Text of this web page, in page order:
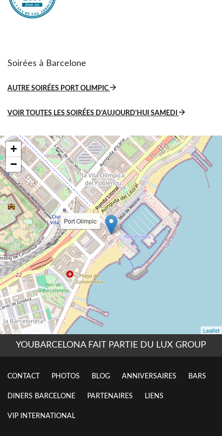
Soirées à Barcelone
AUTRE SOIRÉES PORT OLIMPIC
VOIR TOUTES LES SOIRÉES D'AUJOURD'HUI SAMEDI
YOUBARCELONA FAIT PARTIE DU LUX GROUP
CONTACT PHOTOS BLOG ANNIVERSAIRES BARS
DINERS BARCELONE PARTENAIRES LIENS
VIP INTERNATIONAL